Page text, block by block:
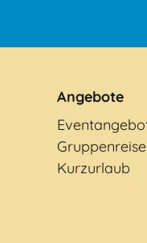
Angebote
Kurzurlaub